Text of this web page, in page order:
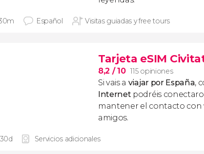
Español Visitas guiadas y free tours
Tarjeta eSIM
8,2 / 10 115 opiniones
Si vais a viajar por España,
Internet podréis
mantener el contacto con
amigos.
Servicios adicionales